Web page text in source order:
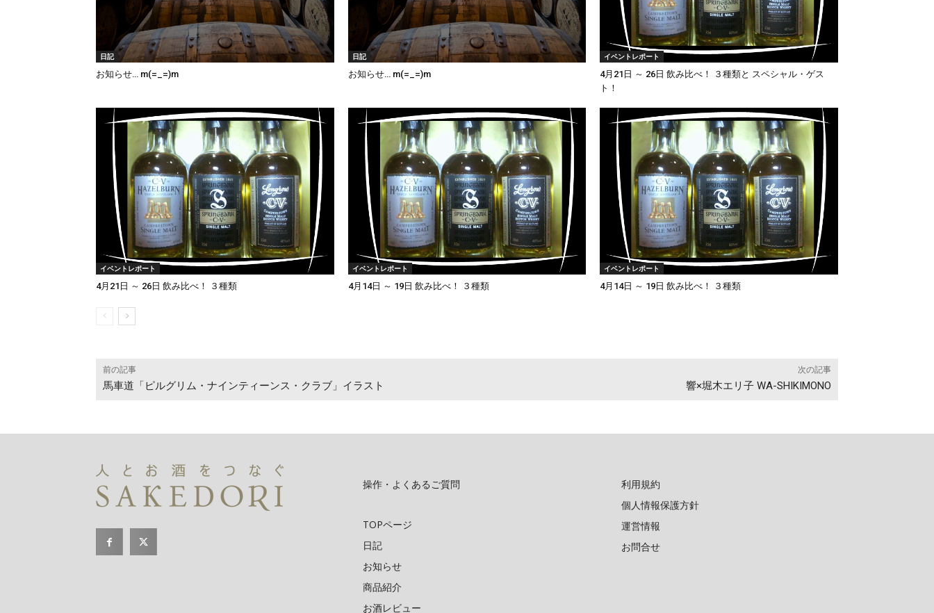
日記
お知らせ… m(=_=)m
日記
お知らせ… m(=_=)m
イベントレポート
4月21日 ～ 26日 飲み比べ！ ３種類と スペシャル・ゲス
ト！
イベントレポート
4月21日 ～ 26日 飲み比べ！ ３種類
イベントレポート
4月14日 ～ 19日 飲み比べ！ ３種類
イベントレポート
4月14日 ～ 19日 飲み比べ！ ３種類
前の記事
馬車道「ピルグリム・ナインティーンス・クラブ」イラスト
次の記事
響×堀木エリ子 WA-SHIKIMONO
操作・よくあるご質問
TOPページ
日記
お知らせ
商品紹介
お酒レビュー
利用規約
個人情報保護方針
運営情報
お問合せ